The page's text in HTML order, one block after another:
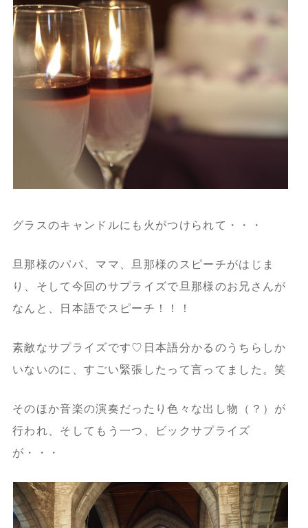
グラスのキャンドルにも火がつけられて・・・
旦那様のパパ、ママ、旦那様のスピーチがはじま
り、そして今回のサプライズで旦那様のお兄さんが
なんと、日本語でスピーチ！！！
素敵なサプライズです♡日本語分かるのうちらしか
いないのに、すごい緊張したって言ってました。笑
そのほか音楽の演奏だったり色々な出し物（？）が
行われ、そしてもう一つ、ビックサプライズ
が・・・